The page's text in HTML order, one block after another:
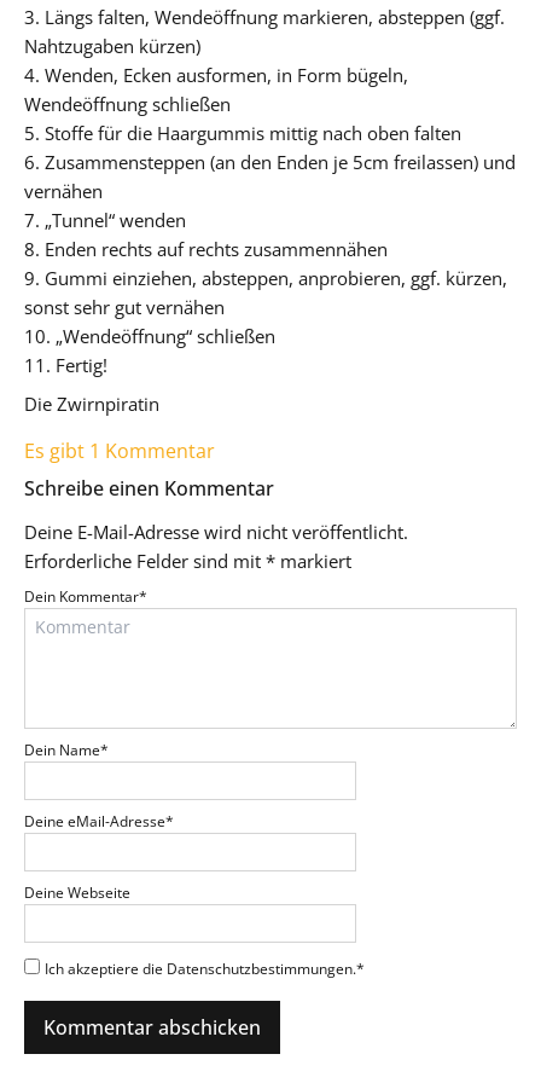
3. Längs falten, Wendeöffnung markieren, absteppen (ggf.
Nahtzugaben kürzen)
4. Wenden, Ecken ausformen, in Form bügeln,
Wendeöffnung schließen
5. Stoffe für die Haargummis mittig nach oben falten
6. Zusammensteppen (an den Enden je 5cm freilassen) und
vernähen
7. „Tunnel“ wenden
8. Enden rechts auf rechts zusammennähen
9. Gummi einziehen, absteppen, anprobieren, ggf. kürzen,
sonst sehr gut vernähen
10. „Wendeöffnung“ schließen
11. Fertig!
Die Zwirnpiratin
Es gibt 1 Kommentar
Schreibe einen Kommentar
Deine E-Mail-Adresse wird nicht veröffentlicht.
Erforderliche Felder sind mit * markiert
Dein Kommentar*
Dein Name*
Deine eMail-Adresse*
Deine Webseite
Ich akzeptiere die Datenschutzbestimmungen.*